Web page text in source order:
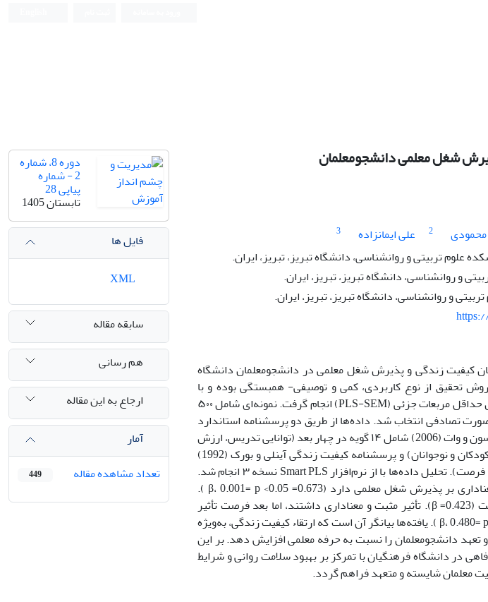
شغل معلمی دانشجومعلمان
محمودی 2 علی ایمانزاده
3
علوم تربیتی و روانشناسی، دانشگاه تبریز، تبریز، ایران.
و روانشناسی، دانشگاه تبریز، تبریز، ایران.
و روانشناسی، دانشگاه تبریز، تبریز، ایران.
کیفیت زندگی و پذیرش شغل معلمی در دانشجومعلمان دانشگاه
تحقیق از نوع کاربردی، کمی و توصیفی- همبستگی بوده و با
استفاده از مدل‌سازی معادلات ساختاری به روش حداقل مربعات جزئی (PLS-SEM) انجام گرفت. نمونه‌ای شامل ۵۰۰
به‌صورت تصادفی انتخاب شد. داده‌ها از طریق دو پرسشنامه استاندارد
گردآوری شد: پرسشنامه پذیرش شغلی ریچاردسون و وات (2006) شامل ۱۴ گویه در چهار بعد (توانایی تدریس، ارزش
ذاتی شغل، رضایت شغلی، شکل‌دهی به آینده کودکان و نوجوانان) و پرسشنامه کیفیت زندگی آینلی و بورک (1992)
شامل ۱۰ گویه در سه بعد (رضایت کلی، موفقیت، فرصت). تحلیل داده‌ها با از نرم‌افزار Smart PLS نسخه ۳ انجام شد.
نتایج نشان داد کیفیت زندگی تأثیر مثبت و معناداری بر پذیرش شغل معلمی دارد (0.673= β، 0.001= p <0.05 ).
همچنین، ابعاد رضایت کلی (0.340= β) و موفقیت (0.423= β). تأثیر مثبت و معناداری داشتند، اما بعد فرصت تأثیر
منفی و غیرمعناداری نشان داد (0.051-= β، 0.480= p> 0.05 ). یافته‌ها بیانگر آن است که ارتقاء کیفیت زندگی، به‌ویژه
دانشجومعلمان را نسبت به حرفه معلمی افزایش دهد. بر این
در دانشگاه فرهنگیان با تمرکز بر بهبود سلامت روانی و شرایط
معلمان شایسته و متعهد فراهم گردد.
دوره 8، شماره
2 - شماره
پیاپی 28
تابستان 1405
فایل ها
سابقه مقاله
هم رسانی
ارجاع به این مقاله
آمار
تعداد مشاهده مقاله
449